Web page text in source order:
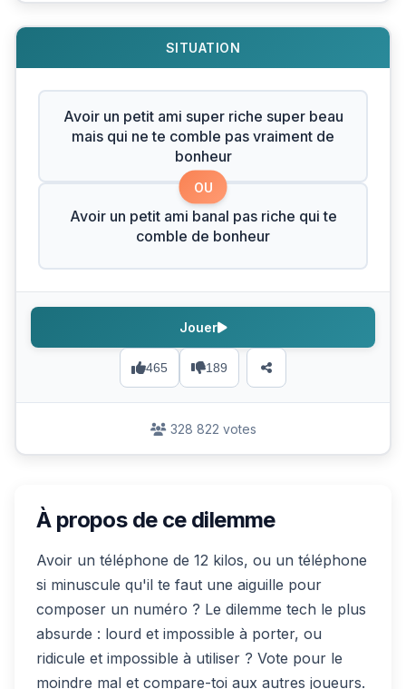
SITUATION
Avoir un petit ami super riche super beau
mais qui ne te comble pas vraiment de
bonheur
OU
Avoir un petit ami banal pas riche qui te
comble de bonheur
465 189
Jouer
328 822 votes
À propos de ce dilemme
Avoir un téléphone de 12 kilos, ou un téléphone
si minuscule qu'il te faut une aiguille pour
composer un numéro ? Le dilemme tech le plus
absurde : lourd et impossible à porter, ou
ridicule et impossible à utiliser ? Vote pour le
moindre mal et compare-toi aux autres joueurs.